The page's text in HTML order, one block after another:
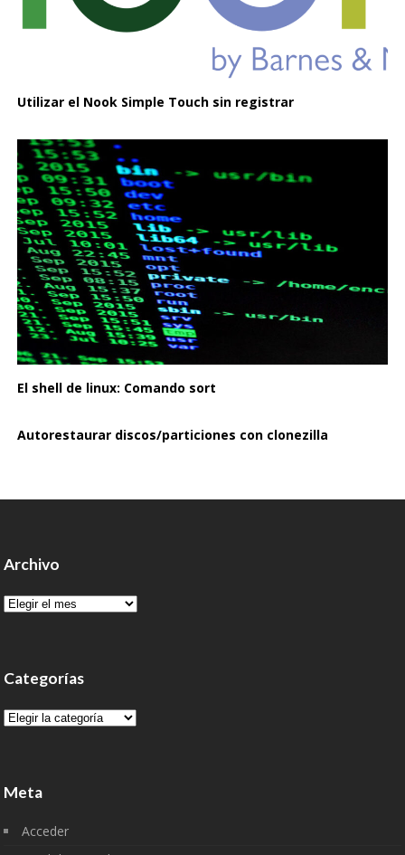
Utilizar el Nook Simple Touch sin registrar
El shell de linux: Comando sort
Autorestaurar discos/particiones con clonezilla
Archivo
Archivo
Categorías
Categorías
Meta
Acceder